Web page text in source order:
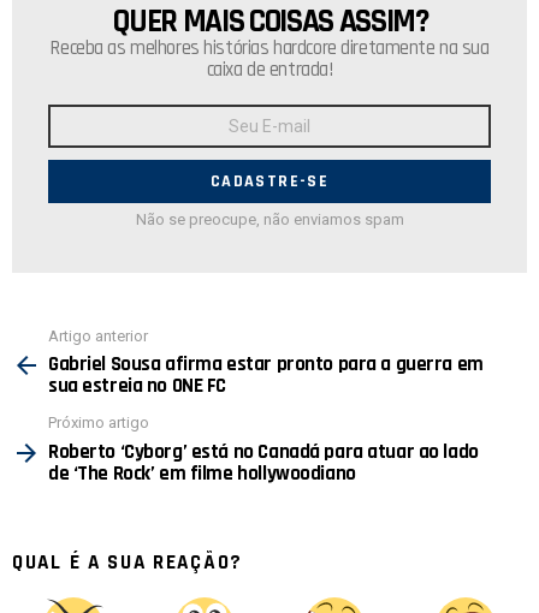
NEWSLETTER
QUER MAIS COISAS ASSIM?
Receba as melhores histórias hardcore diretamente na sua
caixa de entrada!
E-
Não se preocupe, não enviamos spam
mais
Artigo anterior
Gabriel Sousa afirma estar pronto para a guerra em
sua estreia no ONE FC
Próximo artigo
Roberto ‘Cyborg’ está no Canadá para atuar ao lado
de ‘The Rock’ em filme hollywoodiano
QUAL É A SUA REAÇÃO?